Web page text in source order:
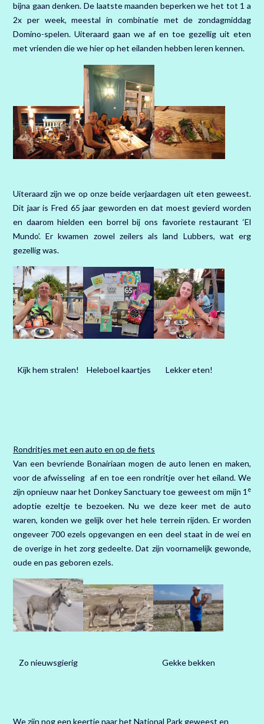
bijna gaan denken. De laatste maanden beperken we het tot 1 a
2x per week, meestal in combinatie met de zondagmiddag
Domino-spelen. Uiteraard gaan we af en toe gezellig uit eten
met vrienden die we hier op het eilanden hebben leren kennen.
Uiteraard zijn we op onze beide verjaardagen uit eten geweest.
Dit jaar is Fred 65 jaar geworden en dat moest gevierd worden
en daarom hielden een borrel bij ons favoriete restaurant ‘El
Mundo’. Er kwamen zowel zeilers als land Lubbers, wat erg
gezellig was.
Kijk hem stralen! Heleboel kaartjes Lekker eten!
Rondritjes met een auto en op de fiets
Van een bevriende Bonairiaan mogen de auto lenen en maken,
voor de afwisseling af en toe een rondritje over het eiland. We
zijn opnieuw naar het Donkey Sanctuary toe geweest om mijn 1 e
adoptie ezeltje te bezoeken. Nu we deze keer met de auto
waren, konden we gelijk over het hele terrein rijden. Er worden
ongeveer 700 ezels opgevangen en een deel staat in de wei en
de overige in het zorg gedeelte. Dat zijn voornamelijk gewonde,
oude en pas geboren ezels.
Zo nieuwsgierig Gekke bekken
We zijn nog een keertje naar het National Park geweest en